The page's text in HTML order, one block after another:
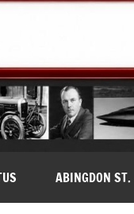
ABINGDON ST.